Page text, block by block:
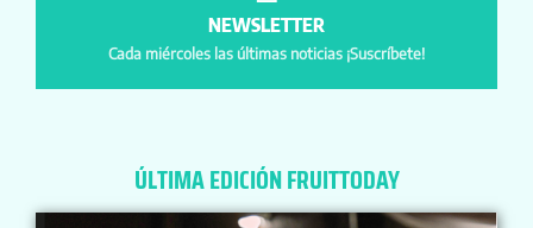
NEWSLETTER
Cada miércoles las últimas noticias ¡Suscríbete!
ÚLTIMA EDICIÓN FRUITTODAY